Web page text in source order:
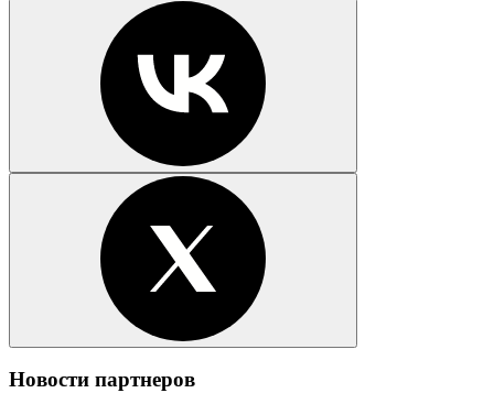
Новости партнеров